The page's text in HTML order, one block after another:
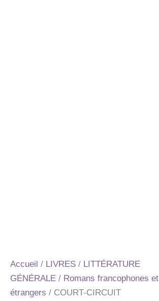
Accueil / LIVRES / LITTÉRATURE
GÉNÉRALE / Romans francophones et
étrangers / COURT-CIRCUIT